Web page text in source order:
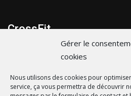
Gérer le
cookies
Nous utilisons des cookies pour
service, ça vous permettra de découvrir
CrossFit
299 bis Route de la cote
06 43 35 31 65